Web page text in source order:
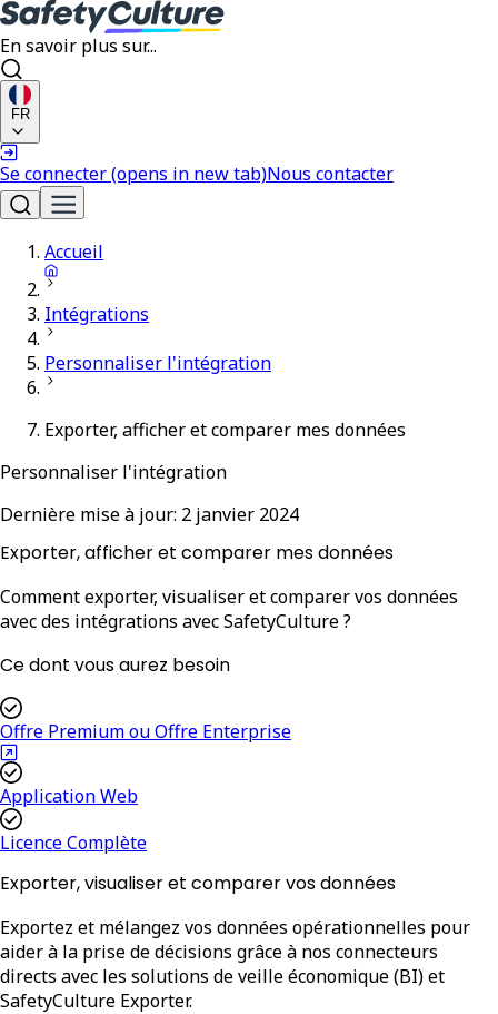
En savoir plus sur...
FR
Se connecter(opens in new tab)Nous contacter
Accueil
Intégrations
Personnaliser l'intégration
Exporter, afficher et comparer mes données
Personnaliser l'intégration
Dernière mise à jour: 2 janvier 2024
Exporter, afficher et comparer mes données
Comment exporter, visualiser et comparer vos données
avec des intégrations avec SafetyCulture ?
Ce dont vous aurez besoin
Offre Premium ou Offre Enterprise
Application Web
Licence Complète
Exporter, visualiser et comparer vos données
Exportez et mélangez vos données opérationnelles pour
aider à la prise de décisions grâce à nos connecteurs
directs avec les solutions de veille économique (BI) et
SafetyCulture Exporter.